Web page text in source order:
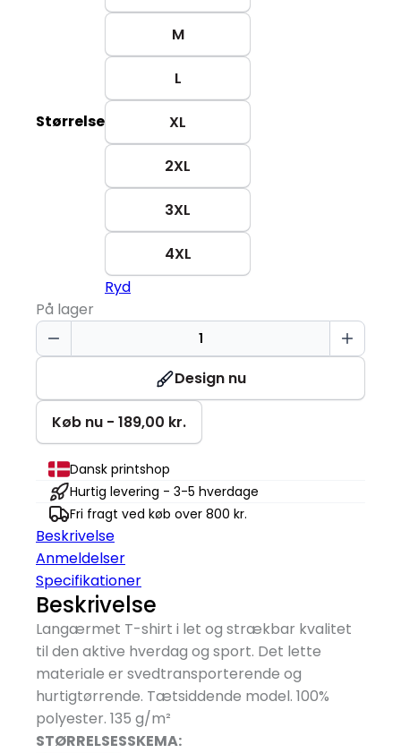
Størrelse
M
L
XL
2XL
3XL
4XL
Ryd
På lager
GEYSER
L/S
shirt
Active
antal
Design nu
Køb nu - 189,00 kr.
Dansk printshop
Hurtig levering - 3-5 hverdage
Fri fragt ved køb over 800 kr.
Beskrivelse
Anmeldelser
Specifikationer
Beskrivelse
Langærmet T-shirt i let og strækbar kvalitet
til den aktive hverdag og sport. Det lette
materiale er svedtransporterende og
hurtigtørrende. Tætsiddende model. 100%
polyester. 135 g/m²
STØRRELSESSKEMA: